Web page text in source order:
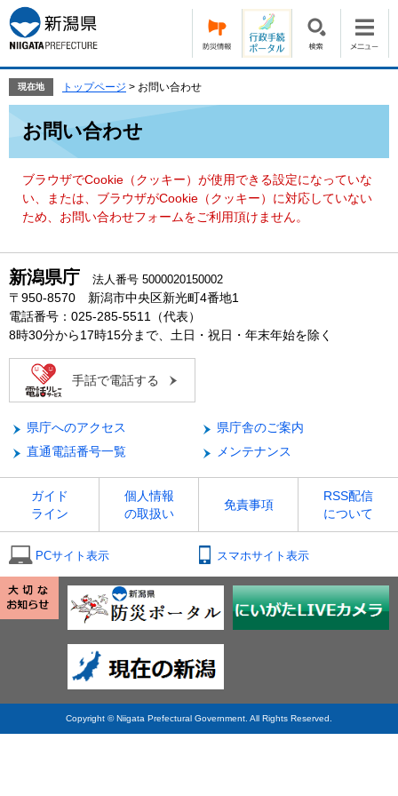
ー
ジ
の
頭
す。
ニ
ュ
ー
飛
て
現在地 トップページ > お問い合わせ
お問い合わせ
ブラウザでCookie（クッキー）が使用できる設定になっていな
い、または、ブラウザがCookie（クッキー）に対応していない
ため、お問い合わせフォームをご利用頂けません。
新潟県庁 法人番号 5000020150002
〒950-8570 新潟市中央区新光町4番地1
電話番号：025-285-5511（代表）
8時30分から17時15分まで、土日・祝日・年末年始を除く
手話で電話する
県庁へのアクセス
県庁舎のご案内
直通電話番号一覧
メンテナンス
ガイド
ライン
個人情報
の取扱い
免責事項
RSS配信
について
PCサイト表示 スマホサイト表示
Copyright © Niigata Prefectural Government. All Rights Reserved.